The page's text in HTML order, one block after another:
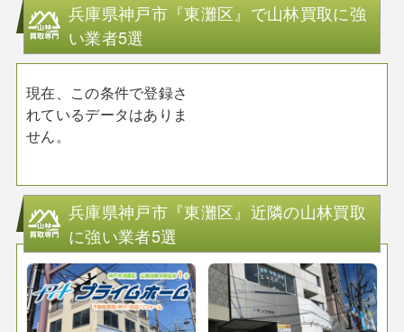
兵庫県神戸市『東灘区』で山林買取に強
い業者5選
現在、この条件で登録さ
れているデータはありま
せん。
兵庫県神戸市『東灘区』近隣の山林買取
に強い業者5選